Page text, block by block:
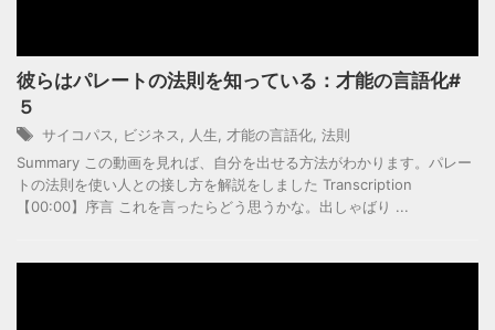
彼らはパレートの法則を知っている：才能の言語化#
５
サイコパス, ビジネス, 人生, 才能の言語化, 法則
Summary この動画を見れば、自分を出せる方法がわかります。パレー
トの法則を使い人との接し方を解説をしました Transcription
【00:00】序言 これを言ったらどう思うかな。出しゃばり ...